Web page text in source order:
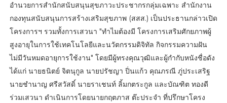
อำนวยการสำนักสนับสนุนสุขภาวะประชากรกลุ่มเฉพาะ สำนักงาน
กองทุนสนับสนุนการสร้างเสริมสุขภาพ (สสส.) เป็นประธานกล่าวเปิด
โครงการฯ รวมทั้งการเสวนา "ทำไมต้องมี โครงการเสริมศักยภาพผู้
สูงอายุในการใช้เทคโนโลยีและนวัตกรรมดิจิทัล กิจกรรมความฝัน
ไม่มีวันหมดอายุการใช้งาน" โดยมีผู้ทรงคุณวุฒิและผู้กำกับหนังชื่อดัง
ได้แก่ นายธนิตย์ จิตนุกูล นายปรัชญา ปิ่นแก้ว คุณภรณี ภู่ประเสริฐ
นายชำนาญ ศรีสวัสดิ์ นายราเชนท์ ลิ้มกตระกูล และบัณฑิต ทองดี
ร่วมเสวนา ดำเนินการโดยนายกฤตภาส ต๊ะประจำ ที่ปรึกษาโครง